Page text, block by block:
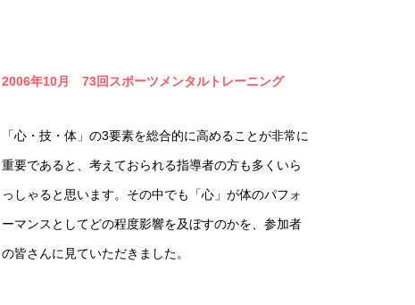
2006年10月 73回スポーツメンタルトレーニング
「心・技・体」の3要素を総合的に高めることが非常に
重要であると、考えておられる指導者の方も多くいら
っしゃると思います。その中でも「心」が体のパフォ
ーマンスとしてどの程度影響を及ぼすのかを、参加者
の皆さんに見ていただきました。